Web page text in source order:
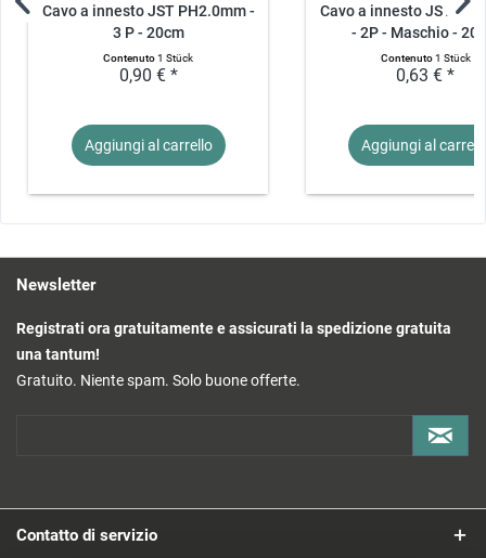
Cavo a innesto JST PH2.0mm -
3 P - 20cm
Contenuto1 Stück
0,90 € *
Aggiungi al carrello
Cavo a innesto JST
- 2P - Maschio -
Contenuto1 Stück
0,63 € *
Aggiungi al
Newsletter
Registrati ora gratuitamente e assicurati la spedizione gratuita
una tantum!
Gratuito. Niente spam. Solo buone offerte.
Contatto di servizio